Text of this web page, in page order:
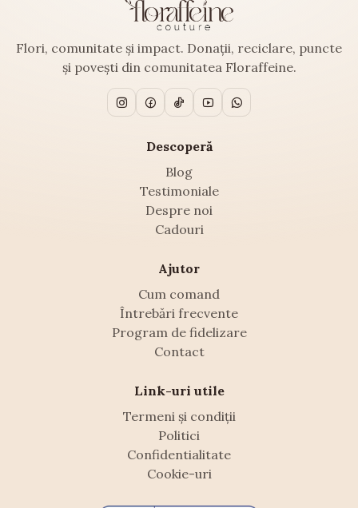
Flori, comunitate și impact. Donații, reciclare, puncte
și povești din comunitatea Floraffeine.
Descoperă
Blog
Testimoniale
Despre noi
Cadouri
Ajutor
Cum comand
Întrebări frecvente
Program de fidelizare
Contact
Link-uri utile
Termeni și condiții
Politici
Confidentialitate
Cookie-uri